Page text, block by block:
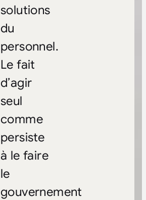
solutions
du
personnel.
Le fait
d’agir
seul
comme
persiste
à le faire
le
gouvernement